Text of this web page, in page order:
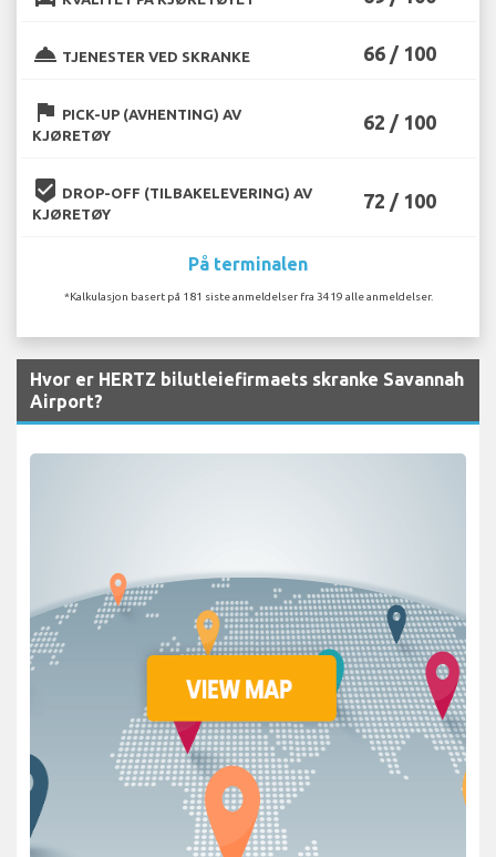
room_service TJENESTER VED SKRANKE 66 / 100
flag PICK-UP (AVHENTING) AV
KJØRETØY
62 / 100
beenhere DROP-OFF (TILBAKELEVERING) AV
KJØRETØY
72 / 100
På terminalen
*Kalkulasjon basert på 181 siste anmeldelser fra 3419 alle anmeldelser.
Hvor er HERTZ bilutleiefirmaets skranke Savannah
Airport?